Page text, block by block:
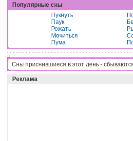
Популярные сны
Пукнуть
Паук
Рожать
Мочиться
Пума
Сны приснившиеся в этот день -
Реклама